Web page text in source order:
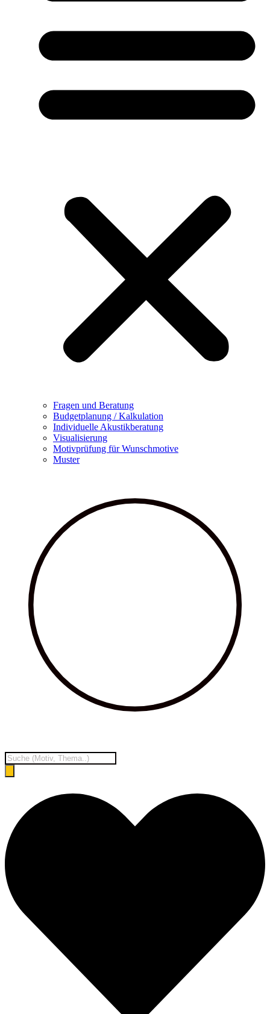
Fragen und Beratung
Budgetplanung / Kalkulation
Individuelle Akustikberatung
Visualisierung
Motivprüfung für Wunschmotive
Muster
Products
search